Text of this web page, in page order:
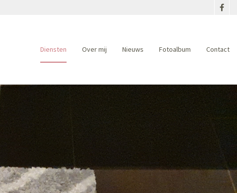
Diensten Over mij Nieuws Fotoalbum Contact